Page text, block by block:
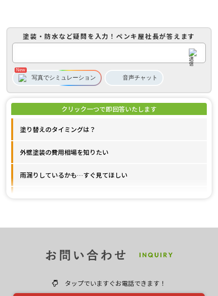
塗装・防水など疑問を入力！ ペンキ屋社長が答えます
写真でシミュレーション 音声チャット
塗り替えのタイミングは？
外壁塗装の費用相場を知りたい
雨漏りしているかも…すぐ見てほしい
タップでいますぐお電話できます！